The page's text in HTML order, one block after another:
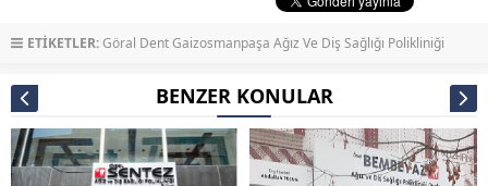
ETİKETLER:Göral Dent Gaizosmanpaşa Ağız Ve Diş Sağlığı Polikliniği
BENZER KONULAR